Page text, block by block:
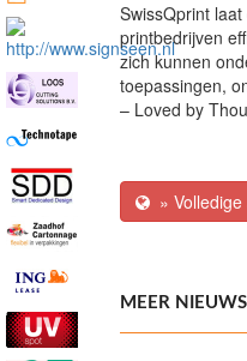
SwissQprint
printbedrijven
zich kunnen
toepassingen,
– Loved by
»
MEER NIEUWS